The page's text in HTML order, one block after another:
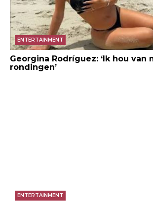
ENTERTAINMENT
Georgina Rodríguez: ‘Ik hou van
rondingen’
ENTERTAINMENT